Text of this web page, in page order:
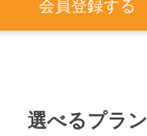
会員登録する
選べるプラン